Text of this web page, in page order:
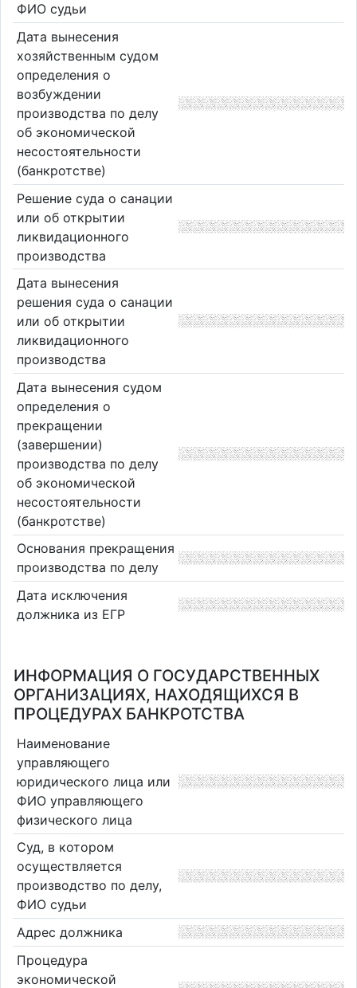
ФИО судьи
Дата вынесения
хозяйственным судом
определения о
возбуждении
производства по делу
об экономической
несостоятельности
(банкротстве)
Решение суда о санации
или об открытии
ликвидационного
производства
Дата вынесения
решения суда о санации
или об открытии
ликвидационного
производства
Дата вынесения судом
определения о
прекращении
(завершении)
производства по делу
об экономической
несостоятельности
(банкротстве)
Основания прекращения
производства по делу
Дата исключения
должника из ЕГР
ИНФОРМАЦИЯ О ГОСУДАРСТВЕННЫХ
ОРГАНИЗАЦИЯХ, НАХОДЯЩИХСЯ В
ПРОЦЕДУРАХ БАНКРОТСТВА
Наименование
управляющего
юридического лица или
ФИО управляющего
физического лица
Суд, в котором
осуществляется
производство по делу,
ФИО судьи
Адрес должника
Процедура
экономической